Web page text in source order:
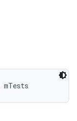
mTests